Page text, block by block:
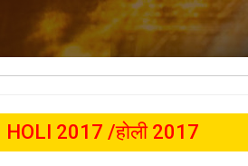
HOLI 2017 /होली 2017